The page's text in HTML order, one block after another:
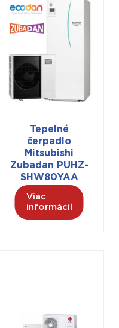
Tepelné
čerpadlo
Mitsubishi
Zubadan PUHZ-
SHW80YAA
Viac
informácií